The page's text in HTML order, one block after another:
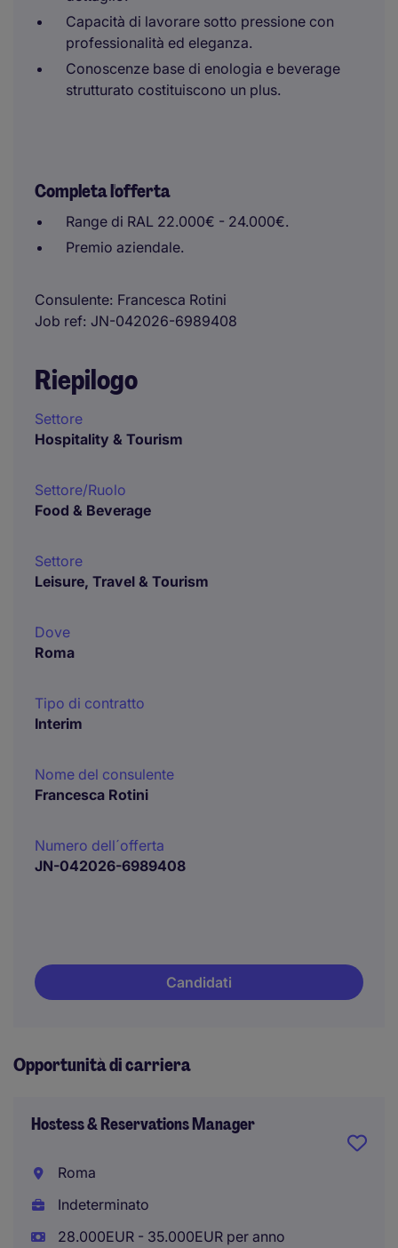
Capacità di lavorare sotto pressione con
professionalità ed eleganza.
Conoscenze base di enologia e beverage
strutturato costituiscono un plus.
Completa l'offerta
Range di RAL 22.000€ - 24.000€.
Premio aziendale.
Consulente Francesca Rotini
Job ref JN-042026-6989408
Riepilogo
Settore
Hospitality & Tourism
Settore/Ruolo
Food & Beverage
Settore
Leisure, Travel & Tourism
Dove
Roma
Tipo di contratto
Interim
Nome del consulente
Francesca Rotini
Numero dell´offerta
JN-042026-6989408
Candidati
Opportunità di carriera
Hostess & Reservations Manager
Roma
Indeterminato
28.000EUR - 35.000EUR per anno